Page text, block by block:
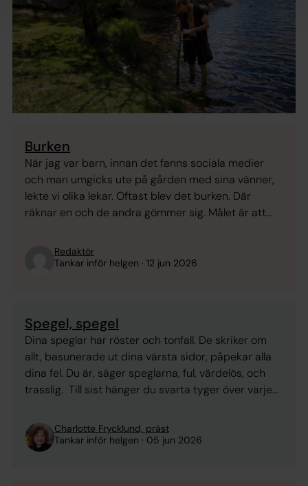
Burken
När jag var barn, innan det fanns sociala medier
och man umgicks ute på gården med sina vänner,
lekte vi olika lekar. Oftast blev det burken. Där
räknar en och de andra gömmer sig. Målet är att
men samtidigt vara tillräckligt nära för att hinna ...
Redaktör
Tankar inför helgen
12 jun 2026
Spegel, spegel
Dina speglar har röster och tonfall. De skriker om
allt, basunerade ut dina värsta sidor, påpekar alla
dina fel. Du är, säger speglarna, ful, värdelös, och
trasslig. Till sist hänger du svarta tyger över varje
av överlevandsinstinkt. Nu ska du leva spegelfritt.
Du får hitta strategier: ...
Charlotte Frycklund, präst
Tankar inför helgen
05 jun 2026